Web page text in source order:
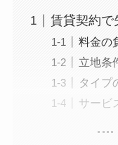
賃貸契約で
料金の
立地条
タイプ
サービ